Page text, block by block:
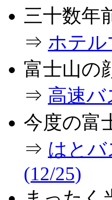
三十数年
⇒ ホテル
富士山の
⇒ 高速バ
今度の富
⇒ はと
(12/25)